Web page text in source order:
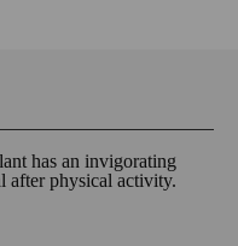
has an invigorating
after physical activity.